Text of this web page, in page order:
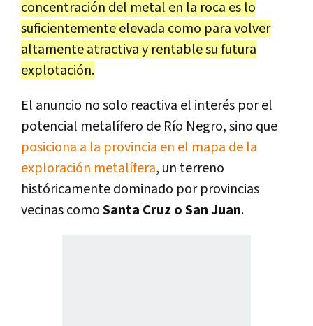
concentración del metal en la roca es lo
suficientemente elevada como para volver
altamente atractiva y rentable su futura
explotación.
El anuncio no solo reactiva el interés por el
potencial metalífero de Río Negro, sino que
posiciona a la provincia en el mapa de la
exploración metalífera, un terreno
históricamente dominado por provincias
vecinas comoSanta Cruz o San Juan.